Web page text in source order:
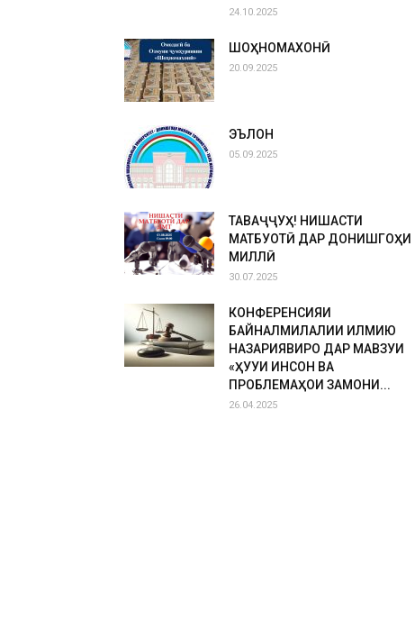
24.10.2025
ШОҲНОМАХОНӢ
20.09.2025
ЭЪЛОН
05.09.2025
ТАВАҶҶУҲ! НИШАСТИ
МАТБУОТӢ ДАР ДОНИШГОҲИ
МИЛЛӢ
30.07.2025
КОНФЕРЕНСИЯИ
БАЙНАЛМИЛАЛИИ ИЛМИЮ
НАЗАРИЯВИРО ДАР МАВЗУИ
«ҲУҚУҚИ ИНСОН ВА
ПРОБЛЕМАҲОИ ЗАМОНИ...
26.04.2025